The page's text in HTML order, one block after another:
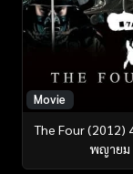
Movie
The Four (2012)
พญายม